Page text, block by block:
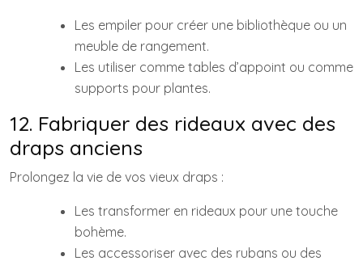
Les empiler pour créer une bibliothèque ou un
meuble de rangement.
Les utiliser comme tables d’appoint ou comme
supports pour plantes.
12. Fabriquer des rideaux avec des
draps anciens
Prolongez la vie de vos vieux draps :
Les transformer en rideaux pour une touche
bohème.
Les accessoriser avec des rubans ou des